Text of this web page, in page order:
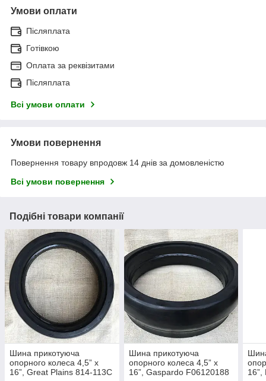
Умови оплати
Післяплата
Готівкою
Оплата за реквізитами
Післяплата
Всі умови оплати
Умови повернення
Повернення товару впродовж 14 днів за домовленістю
Всі умови повернення
Подібні товари компанії
Шина прикотуюча
опорного колеса 4,5” x
16”, Great Plains 814-113C
Шина прикотуюча
опорного колеса 4,5” x
16”, Gaspardo F06120188